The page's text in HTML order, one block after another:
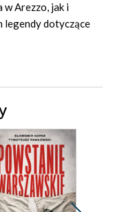
w Arezzo, jak i
legendy dotyczące